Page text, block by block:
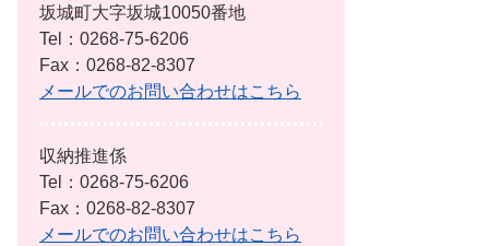
坂城町大字坂城10050番地
Tel：0268-75-6206
Fax：0268-82-8307
メールでのお問い合わせはこちら
収納推進係
Tel：0268-75-6206
Fax：0268-82-8307
メールでのお問い合わせはこちら